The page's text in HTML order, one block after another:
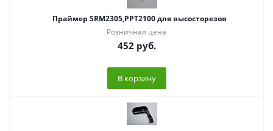
Праймер SRM2305,PPT2100 для высосторезов
Розничная цена
452 руб.
В корзину